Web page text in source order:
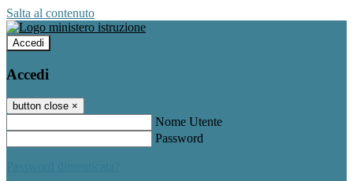
Salta al contenuto
Accedi
Accedi
button close ×
Nome Utente
Password